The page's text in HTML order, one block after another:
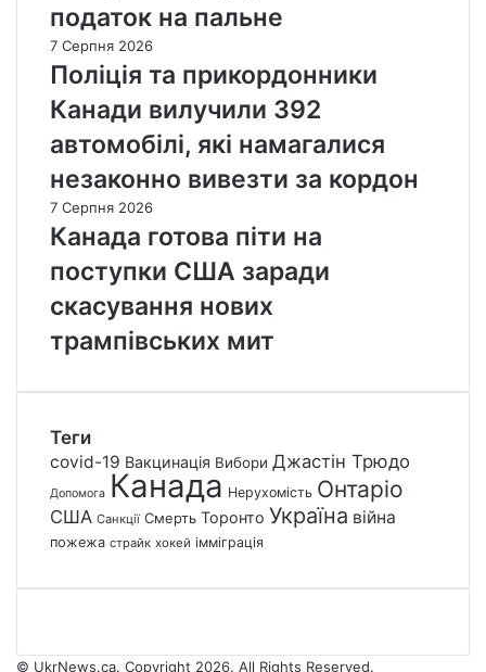
податок на пальне
7 Серпня 2026
Поліція та прикордонники
Канади вилучили 392
автомобілі, які намагалися
незаконно вивезти за кордон
7 Серпня 2026
Канада готова піти на
поступки США заради
скасування нових
трампівських мит
Теги
covid-19 Вакцинація Вибори Джастін Трюдо
Допомога Канада Нерухомість Онтаріо
США Санкції Смерть Торонто Україна війна
пожежа страйк хокей імміграція
© UkrNews.ca. Copyright 2026. All Rights Reserved.